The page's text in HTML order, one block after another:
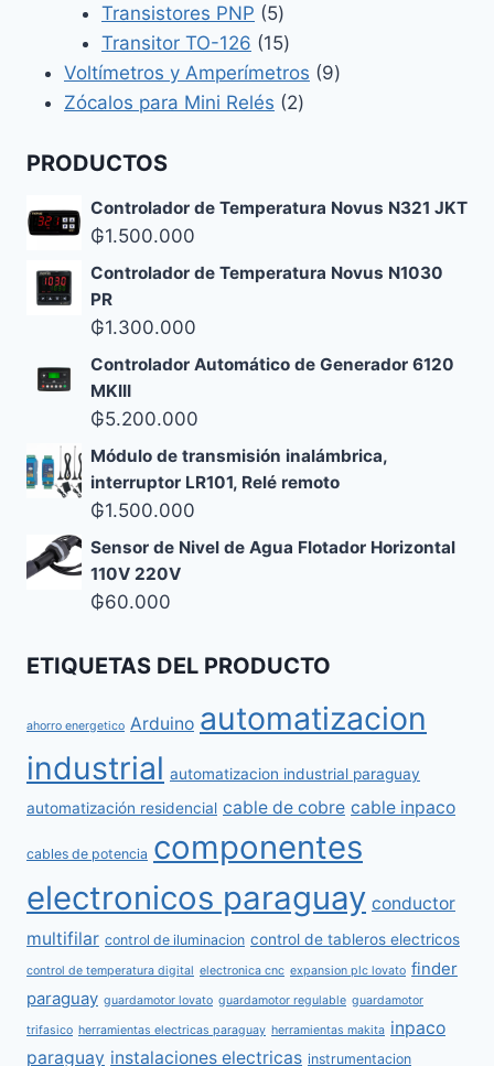
Transistores PNP 55
productos
Transitor TO-126 1515
productos
Voltímetros y Amperímetros 99
Zócalos para Mini Relés 22
PRODUCTOS
Controlador de Temperatura Novus N321 JKT
₲1.500.000
Controlador de Temperatura Novus N1030
PR
₲1.300.000
Controlador Automático de Generador 6120
MKIII
₲5.200.000
Módulo de transmisión inalámbrica,
interruptor LR101, Relé remoto
₲1.500.000
Sensor de Nivel de Agua Flotador Horizontal
110V 220V
₲60.000
ETIQUETAS DEL PRODUCTO
ahorro energetico Arduino automatizacion
industrial automatizacion industrial paraguay
automatización residencial cable de cobre cable inpaco
cables de potencia componentes
electronicos paraguay conductor
multifilar control de iluminacion control de tableros electricos
control de temperatura digital electronica cnc expansion plc lovato finder
paraguay guardamotor lovato guardamotor regulable guardamotor
trifasico herramientas electricas paraguay herramientas makita inpaco
paraguay instalaciones electricas instrumentacion